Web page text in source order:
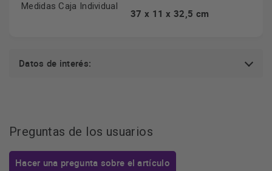
Medidas Caja Individual
37 x 11 x 32,5 cm
Datos de interés:
Preguntas de los usuarios
Hacer una pregunta sobre el artículo